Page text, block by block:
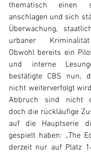
thematisch einen
anschlagen und sich
Überwachung,
urbaner
Obwohl bereits ein
und interne
bestätigte CBS nun,
nicht weiterverfolgt
Abbruch sind nicht
doch die rückläufige
auf die Hauptserie
gespielt haben: „The
derzeit nur auf Platz